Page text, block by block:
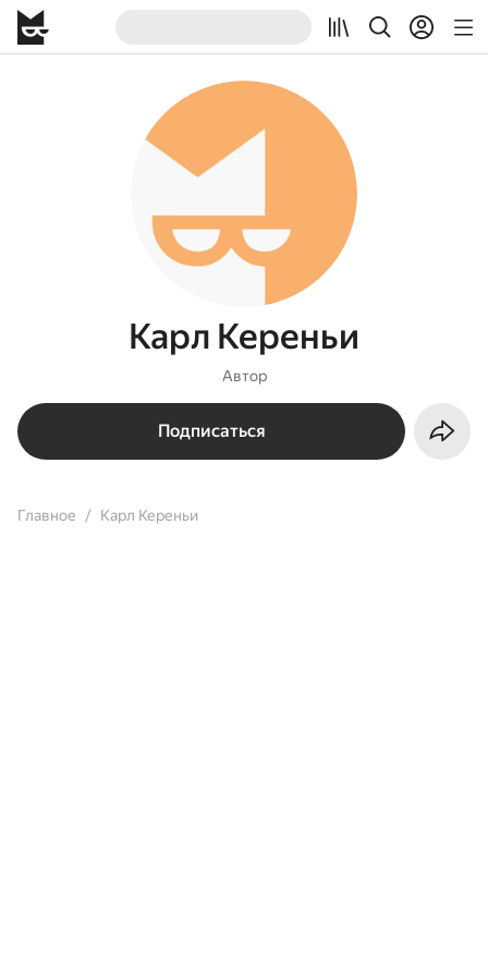
Карл Кереньи
Автор
Подписаться
Главное Карл Кереньи